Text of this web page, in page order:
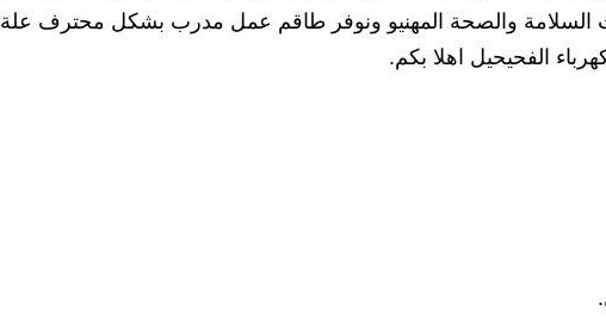
السلامة والصحة المهنيو ونوفر طاقم عمل مدرب بشكل محترف علة
الفحيحيل اهلا بكم.